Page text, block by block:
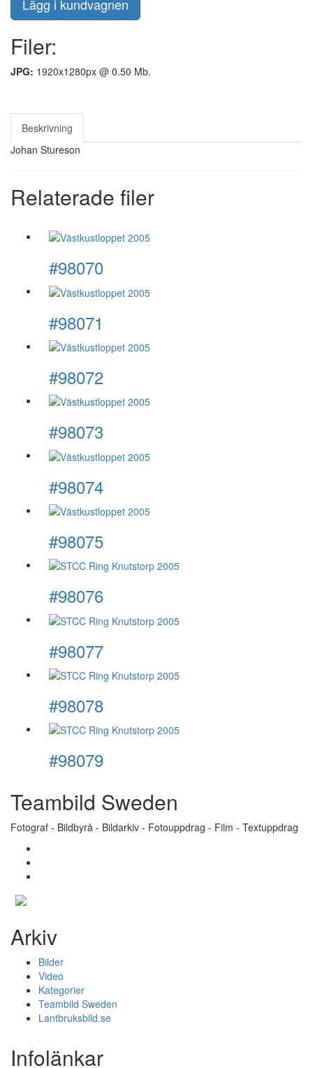
Filer:
JPG: 1920x1280px @ 0.50 Mb.
Beskrivning
Johan Stureson
Relaterade filer
#98070
#98071
#98072
#98073
#98074
#98075
#98076
#98077
#98078
#98079
Teambild Sweden
Fotograf - Bildbyrå - Bildarkiv - Fotouppdrag - Film - Textuppdrag
Arkiv
Bilder
Video
Kategorier
Teambild Sweden
Lantbruksbild.se
Infolänkar